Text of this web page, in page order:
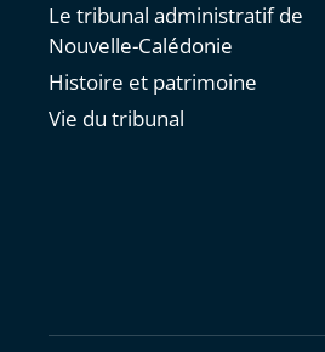
Le tribunal administratif de
Nouvelle-Calédonie
Histoire et patrimoine
Vie du tribunal